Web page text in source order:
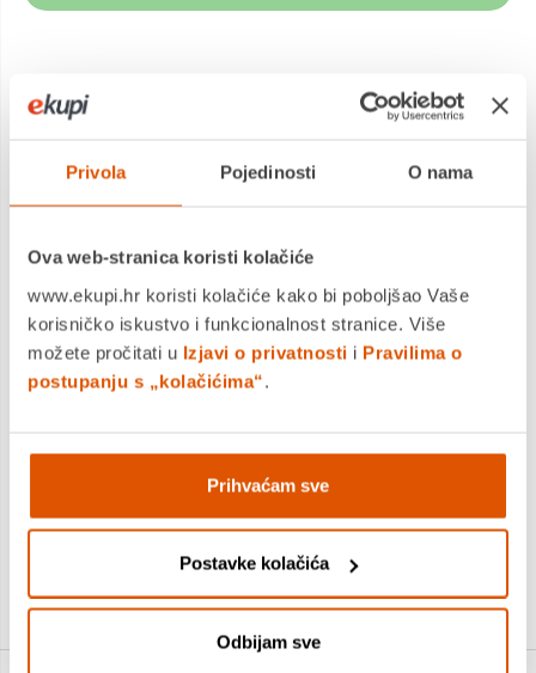
Privola Pojedinosti O nama
Ova web-stranica koristi kolačiće
www.ekupi.hr koristi kolačiće kako bi poboljšao Vaše
korisničko iskustvo i funkcionalnost stranice. Više
možete pročitati u Izjavi o privatnosti i Pravilima o
postupanju s „kolačićima“.
Prihvaćam sve
Postavke kolačića
Odbijam sve
MOGLO BI VAS ZANIMATI I OVO
Violeta baby vlažne maramice s organskim bademovim
mlijekom 2*56/1
2,52 €
+